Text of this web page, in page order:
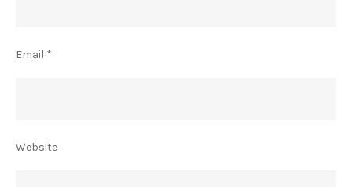
Email *
Website